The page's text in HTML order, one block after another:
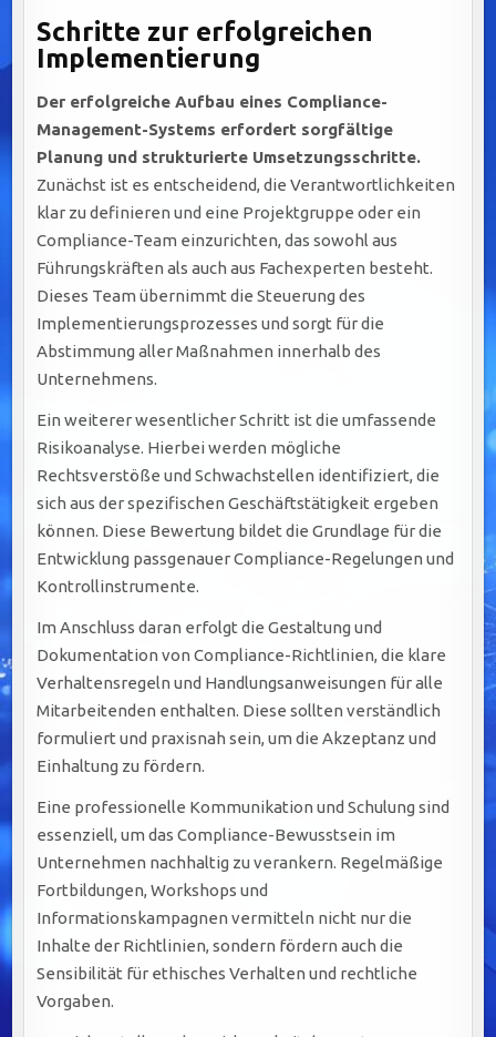
Schritte zur erfolgreichen
Implementierung
Der erfolgreiche Aufbau eines Compliance-
Management-Systems erfordert sorgfältige
Planung und strukturierte Umsetzungsschritte.
Zunächst ist es entscheidend, die Verantwortlichkeiten
klar zu definieren und eine Projektgruppe oder ein
Compliance-Team einzurichten, das sowohl aus
Führungskräften als auch aus Fachexperten besteht.
Dieses Team übernimmt die Steuerung des
Implementierungsprozesses und sorgt für die
Abstimmung aller Maßnahmen innerhalb des
Unternehmens.
Ein weiterer wesentlicher Schritt ist die umfassende
Risikoanalyse. Hierbei werden mögliche
Rechtsverstöße und Schwachstellen identifiziert, die
sich aus der spezifischen Geschäftstätigkeit ergeben
können. Diese Bewertung bildet die Grundlage für die
Entwicklung passgenauer Compliance-Regelungen und
Kontrollinstrumente.
Im Anschluss daran erfolgt die Gestaltung und
Dokumentation von Compliance-Richtlinien, die klare
Verhaltensregeln und Handlungsanweisungen für alle
Mitarbeitenden enthalten. Diese sollten verständlich
formuliert und praxisnah sein, um die Akzeptanz und
Einhaltung zu fördern.
Eine professionelle Kommunikation und Schulung sind
essenziell, um das Compliance-Bewusstsein im
Unternehmen nachhaltig zu verankern. Regelmäßige
Fortbildungen, Workshops und
Informationskampagnen vermitteln nicht nur die
Inhalte der Richtlinien, sondern fördern auch die
Sensibilität für ethisches Verhalten und rechtliche
Vorgaben.